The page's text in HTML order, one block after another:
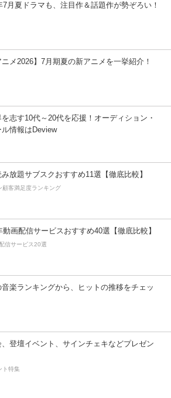
7月夏ドラマも、注目作＆話題作が勢ぞろい！
ニメ2026】7月期夏の新アニメを一挙紹介！
志す10代～20代を応援！オーディション・
ル情報はDeview
放題サブスクおすすめ11選【徹底比較】
顧客満足度ランキング
動画配信サービスおすすめ40選【徹底比較】
信サービス20選
楽ランキングから、ヒットの推移をチェッ
登壇イベント、サインチェキなどプレゼン
ト特集